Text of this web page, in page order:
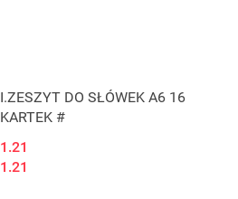
I.ZESZYT DO SŁÓWEK A6 16
KARTEK #
1.21
1.21